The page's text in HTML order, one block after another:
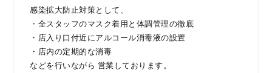
感染拡大防止対策として、
・全スタッフのマスク着用と体調管理の徹底
・店入り口付近にアルコール消毒液の設置
・店内の定期的な消毒
などを行いながら 営業しております。